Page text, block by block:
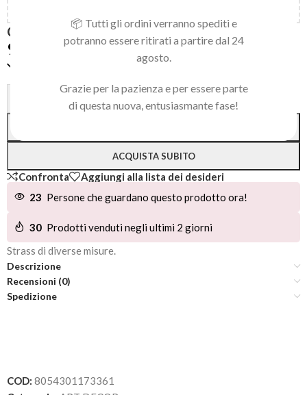
📦 Tutti gli ordini verranno spediti e
potranno essere ritirati a partire dal 24
agosto.
Grazie per la pazienza e per essere parte
di questa nuova, entusiasmante fase!
GOLDEN CUBE MIX
9,90
ACQUISTA SUBITO
Alternative:
Confronta
Aggiungi alla lista dei desideri
23 Persone che guardano questo prodotto ora!
30 Prodotti venduti negli ultimi 2 giorni
Strass di diverse misure.
Descrizione
Recensioni (0)
Spedizione
COD: 8054301173361